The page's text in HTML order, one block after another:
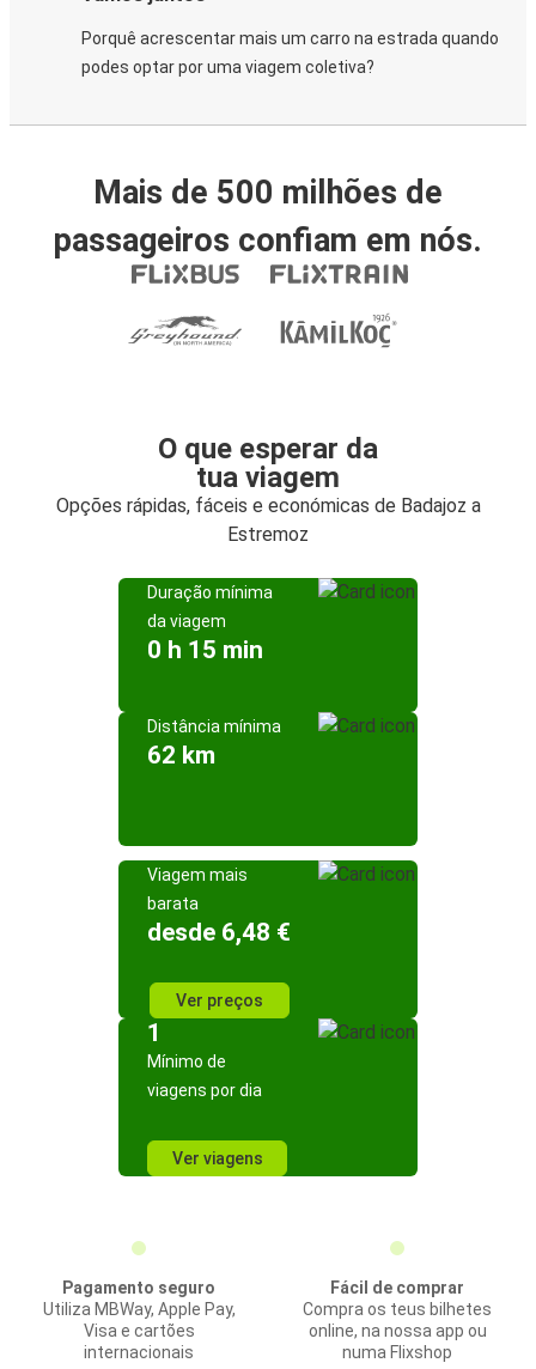
Porquê acrescentar mais um carro na estrada quando
podes optar por uma viagem coletiva?
Mais de 500 milhões de
passageiros confiam em nós.
O que esperar da
tua viagem
Opções rápidas, fáceis e económicas de Badajoz a
Estremoz
Duração mínima
da viagem
0 h 15 min
Distância mínima
62 km
Viagem mais
barata
desde 6,48 €
Ver preços
1
Mínimo de
viagens por dia
Ver viagens
Pagamento seguro
Utiliza MBWay, Apple Pay,
Visa e cartões
internacionais
Fácil de comprar
Compra os teus bilhetes
online, na nossa app ou
numa Flixshop